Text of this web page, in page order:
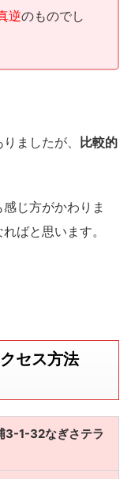
逆のものでし
ましたが、 比較的
じ方がかわりま
ばと思います。
セス方法
3-1-32なぎさテラ